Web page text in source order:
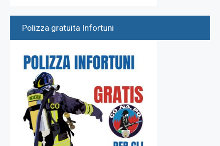
Polizza gratuita Infortuni